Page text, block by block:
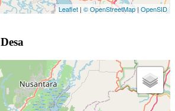
CUP
Tunai ( BLT - DD ) Tahap III
11 September 2025
Leaflet | © OpenStreetMap | OpenSID